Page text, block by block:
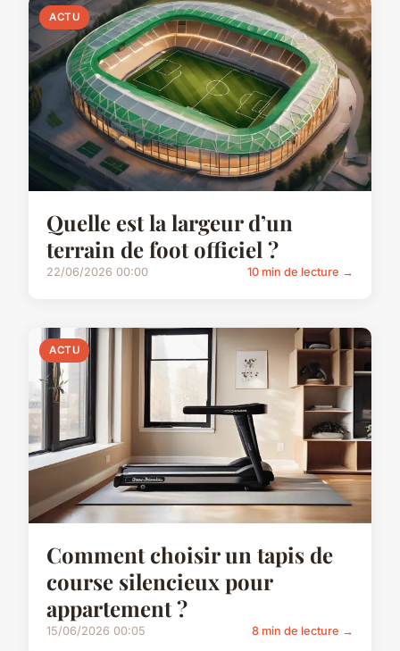
ACTU
Quelle est la largeur d’un
terrain de foot officiel ?
22/06/2026 00:00 10 min de lecture →
ACTU
Comment choisir un tapis de
course silencieux pour
appartement ?
15/06/2026 00:05 8 min de lecture →